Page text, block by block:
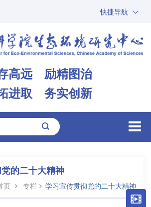
快捷导航
ARP
邮箱
高远 励精图治
进取 务实创新
的二十大精神
页 专栏 学习宣传贯彻党的二十大精神